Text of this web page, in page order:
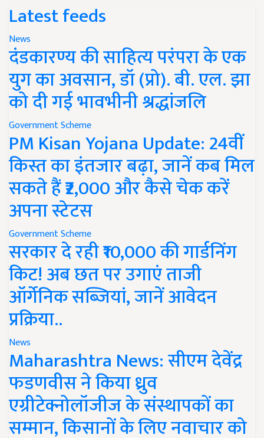
Latest feeds
News
दंडकारण्य की साहित्य परंपरा के एक
युग का अवसान, डॉ (प्रो). बी. एल. झा
को दी गई भावभीनी श्रद्धांजलि
Government Scheme
PM Kisan Yojana Update: 24वीं
किस्त का इंतजार बढ़ा, जानें कब मिल
सकते हैं ₹2,000 और कैसे चेक करें
अपना स्टेटस
Government Scheme
सरकार दे रही ₹10,000 की गार्डनिंग
किट! अब छत पर उगाएं ताजी
ऑर्गेनिक सब्जियां, जानें आवेदन
प्रक्रिया..
News
Maharashtra News: सीएम देवेंद्र
फडणवीस ने किया ध्रुव
एग्रीटेक्नोलॉजीज के संस्थापकों का
सम्मान, किसानों के लिए नवाचार को